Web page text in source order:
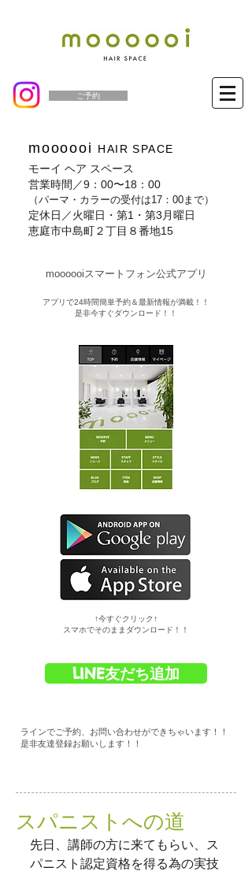
ご予約
moooooi
HAIR SPACE
モーイ ヘア スペース
営業時間／9：00〜18：00
（パーマ・カラーの受付は17：00まで）
定休日／火曜日・第1・第3月曜日
恵庭市中島町２丁目８番地15
moooooiスマートフォン公式アプリ​
​アプリで24時間簡単予約＆最新情報が満載！！
是非今すぐダウンロード！！
​↑今すぐクリック↑
スマホでそのままダウンロード！！
LINE友だち追加
ラインでご予約、お問い合わせができちゃいます！！
是非友達登録お願いします！！
スパニストへの道
先日、講師の方に来てもらい、ス
パニスト認定資格を得る為の実技